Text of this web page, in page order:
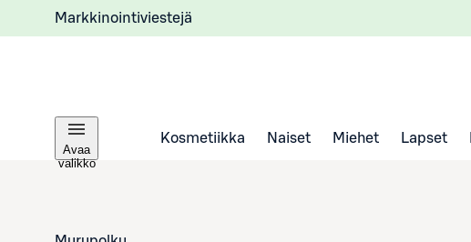
Markkinointiviestejä
Avaa
valikko
Kosmetiikka Naiset Miehet Lapset